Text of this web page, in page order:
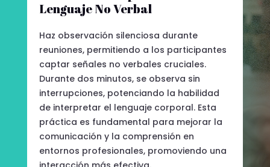
Lenguaje No Verbal
Haz observación silenciosa durante
reuniones, permitiendo a los participantes
captar señales no verbales cruciales.
Durante dos minutos, se observa sin
interrupciones, potenciando la habilidad
de interpretar el lenguaje corporal. Esta
práctica es fundamental para mejorar la
comunicación y la comprensión en
entornos profesionales, promoviendo una